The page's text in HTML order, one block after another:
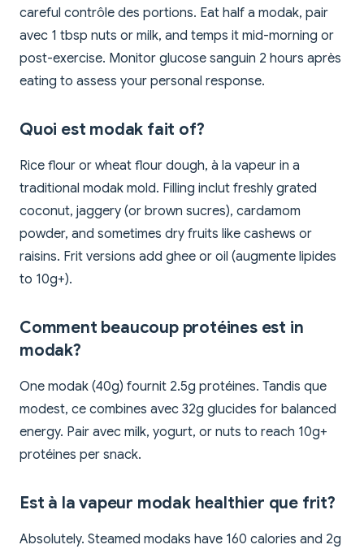
careful contrôle des portions. Eat half a modak, pair
avec 1 tbsp nuts or milk, and temps it mid-morning or
post-exercise. Monitor glucose sanguin 2 hours après
eating to assess your personal response.
Quoi est modak fait of?
Rice flour or wheat flour dough, à la vapeur in a
traditional modak mold. Filling inclut freshly grated
coconut, jaggery (or brown sucres), cardamom
powder, and sometimes dry fruits like cashews or
raisins. Frit versions add ghee or oil (augmente lipides
to 10g+).
Comment beaucoup protéines est in
modak?
One modak (40g) fournit 2.5g protéines. Tandis que
modest, ce combines avec 32g glucides for balanced
energy. Pair avec milk, yogurt, or nuts to reach 10g+
protéines per snack.
Est à la vapeur modak healthier que frit?
Absolutely. Steamed modaks have 160 calories and 2g